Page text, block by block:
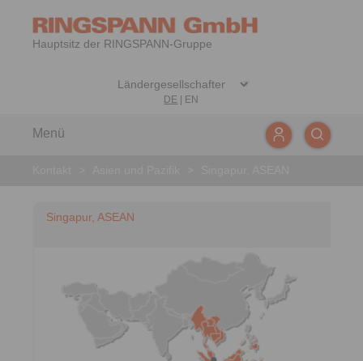
Hauptsitz der RINGSPANN-Gruppe
DE EN
Menü
Singapur, ASEAN